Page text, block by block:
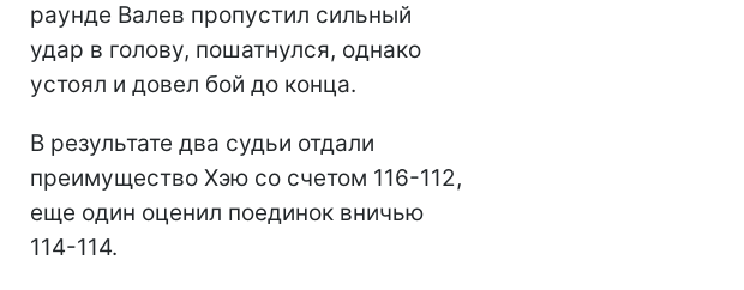
раунде Валев пропустил сильный
удар в голову, пошатнулся, однако
устоял и довел бой до конца.
В результате два судьи отдали
преимущество Хэю со счетом 116-112,
еще один оценил поединок вничью
114-114.